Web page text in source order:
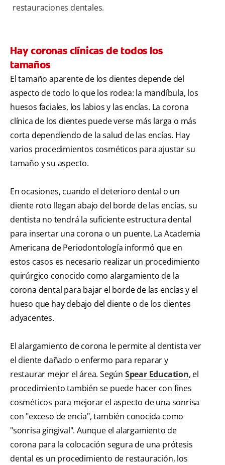
restauraciones dentales.
Hay coronas clínicas de todos los
tamaños
El tamaño aparente de los dientes depende del
aspecto de todo lo que los rodea: la mandíbula, los
huesos faciales, los labios y las encías. La corona
clínica de los dientes puede verse más larga o más
corta dependiendo de la salud de las encías. Hay
varios procedimientos cosméticos para ajustar su
tamaño y su aspecto.
En ocasiones, cuando el deterioro dental o un
diente roto llegan abajo del borde de las encías, su
dentista no tendrá la suficiente estructura dental
para insertar una corona o un puente. La Academia
Americana de Periodontología informó que en
estos casos es necesario realizar un procedimiento
quirúrgico conocido como alargamiento de la
corona dental para bajar el borde de las encías y el
hueso que hay debajo del diente o de los dientes
adyacentes.
El alargamiento de corona le permite al dentista ver
el diente dañado o enfermo para reparar y
restaurar mejor el área. Según Spear Education, el
procedimiento también se puede hacer con fines
cosméticos para mejorar el aspecto de una sonrisa
con "exceso de encía", también conocida como
"sonrisa gingival". Aunque el alargamiento de
corona para la colocación segura de una prótesis
dental es un procedimiento de restauración, los